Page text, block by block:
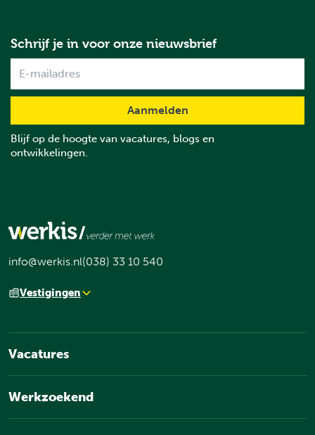
Schrijf je in voor onze nieuwsbrief
Blijf op de hoogte van vacatures, blogs en
ontwikkelingen.
info@werkis.nl(038) 33 10 540
Vestigingen
Vacatures
Werkzoekend